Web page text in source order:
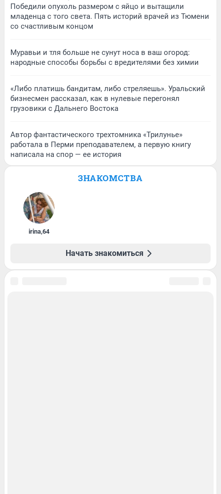
Победили опухоль размером с яйцо и вытащили
младенца с того света. Пять историй врачей из Тюмени
со счастливым концом
Муравьи и тля больше не сунут носа в ваш огород:
народные способы борьбы с вредителями без химии
«Либо платишь бандитам, либо стреляешь». Уральский
бизнесмен рассказал, как в нулевые перегонял
грузовики с Дальнего Востока
Автор фантастического трехтомника «Трилунье»
работала в Перми преподавателем, а первую книгу
написала на спор — ее история
ЗНАКОМСТВА
irina,64
Начать знакомиться